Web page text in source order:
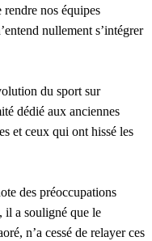
nos équipes
nullement s’intégrer
du sport sur
dédié aux anciennes
et ceux qui ont hissé les
des préoccupations
il a souligné que le
n’a cessé de relayer ces